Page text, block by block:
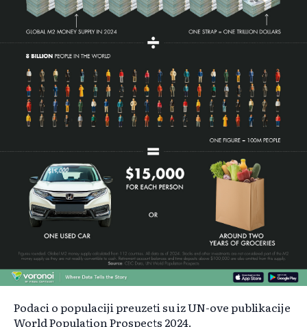
Podaci o populaciji preuzeti su iz UN-ove publikacije
World Population Prospects 2024.